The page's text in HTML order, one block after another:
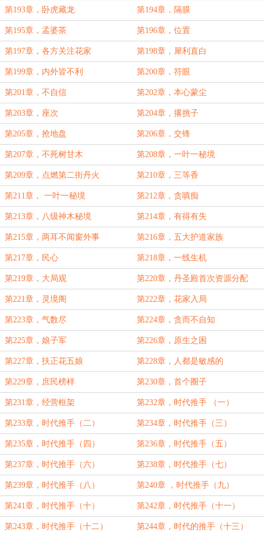
第193章，卧虎藏龙 第194章，隔膜
第195章，孟婆茶 第196章，位置
第197章，各方关注花家 第198章，犀利直白
第199章，内外皆不利 第200章，符眼
第201章，不自信 第202章，本心蒙尘
第203章，座次 第204章，撂挑子
第205章，抢地盘 第206章，交锋
第207章，不死树甘木 第208章，一叶一秘境
第209章，点燃第二街丹火 第210章，三等香
第211章， 一叶一秘境 第212章，贪嗔痴
第213章，八级神木秘境 第214章，有得有失
第215章，两耳不闻窗外事 第216章，五大护道家族
第217章，民心 第218章，一线生机
第219章，大局观 第220章，丹圣殿首次资源分配
第221章，灵境阁 第222章，花家入局
第223章，气数尽 第224章，贪而不自知
第225章，娘子军 第226章，原生之困
第227章，扶正花五娘 第228章，人都是敏感的
第229章，庶民榜样 第230章，首个圈子
第231章，经营框架 第232章，时代推手 （一）
第233章，时代推手（二） 第234章，时代推手（三）
第235章，时代推手（四） 第236章，时代推手（五）
第237章，时代推手（六） 第238章，时代推手（七）
第239章，时代推手（八） 第240章 ，时代推手（九）
第241章，时代推手（十） 第242章，时代推手（十一）
第243章，时代推手（十二） 第244章，时代的推手（十三）